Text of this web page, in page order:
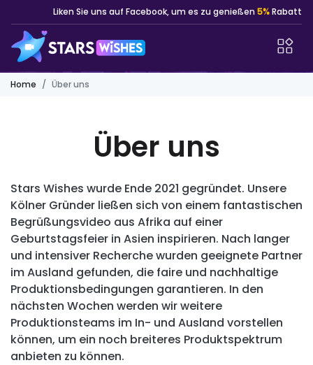
Liken Sie uns auf Facebook, um es zu genießen 5%Rabatt
Home Über uns
Über uns
Stars Wishes wurde Ende 2021 gegründet. Unsere
Kölner Gründer ließen sich von einem fantastischen
Begrüßungsvideo aus Afrika auf einer
Geburtstagsfeier in Asien inspirieren. Nach langer
und intensiver Recherche wurden geeignete Partner
im Ausland gefunden, die faire und nachhaltige
Produktionsbedingungen garantieren. In den
nächsten Wochen werden wir weitere
Produktionsteams im In- und Ausland vorstellen
können, um ein noch breiteres Produktspektrum
anbieten zu können.